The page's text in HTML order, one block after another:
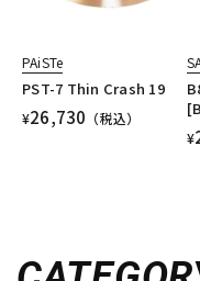
PAiSTe
PST-7 Thin Crash 19
¥26,730 （税込）
¥